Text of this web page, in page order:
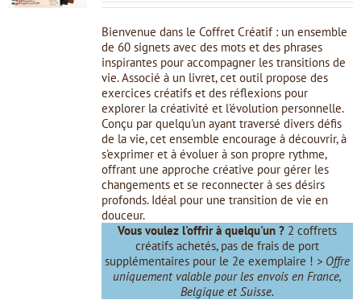
Bienvenue dans le Coffret Créatif : un ensemble
de 60 signets avec des mots et des phrases
inspirantes pour accompagner les transitions de
vie. Associé à un livret, cet outil propose des
exercices créatifs et des réflexions pour
explorer la créativité et l'évolution personnelle.
Conçu par quelqu'un ayant traversé divers défis
de la vie, cet ensemble encourage à découvrir, à
s'exprimer et à évoluer à son propre rythme,
offrant une approche créative pour gérer les
changements et se reconnecter à ses désirs
profonds. Idéal pour une transition de vie en
douceur.
Vous voulez l'offrir à quelqu'un ?2 coffrets
créatifs achetés, pas de frais de port
supplémentaires pour le 2e exemplaire ! > Offre
uniquement valable pour les envois en France,
Belgique et Suisse.